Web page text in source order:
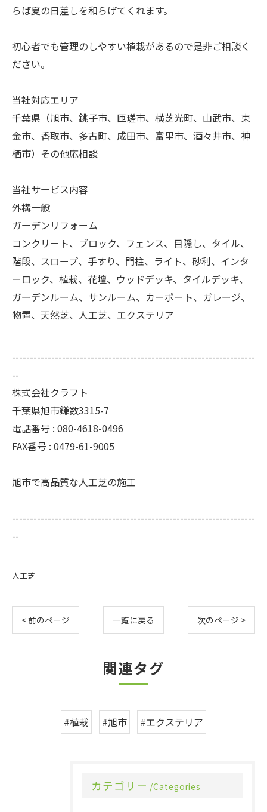
らば夏の日差しを和らげてくれます。
初心者でも管理のしやすい植栽があるので是非ご相談く
ださい。
当社対応エリア
千葉県（旭市、銚子市、匝瑳市、横芝光町、山武市、東
金市、香取市、多古町、成田市、富里市、酒々井市、神
栖市）その他応相談
当社サービス内容
外構一般
ガーデンリフォーム
コンクリート、ブロック、フェンス、目隠し、タイル、
階段、スロープ、手すり、門柱、ライト、砂利、インタ
ーロック、植栽、花壇、ウッドデッキ、タイルデッキ、
ガーデンルーム、サンルーム、カーポート、ガレージ、
物置、天然芝、人工芝、エクステリア
--------------------------------------------------------------------
--
株式会社クラフト
千葉県旭市鎌数3315-7
電話番号 : 080-4618-0496
FAX番号 : 0479-61-9005
旭市で高品質な人工芝の施工
--------------------------------------------------------------------
--
人工芝
< 前のページ 一覧に戻る 次のページ >
関連タグ
#植栽 #旭市 #エクステリア
カテゴリー Categories